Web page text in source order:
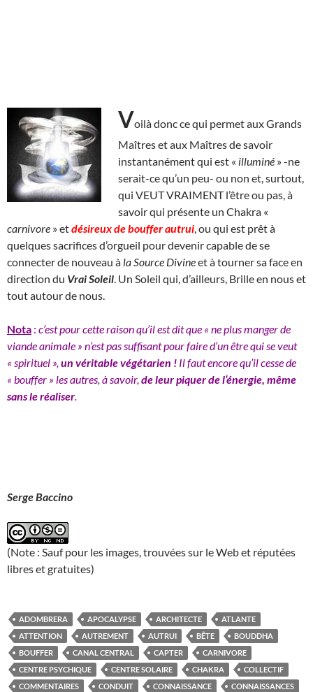
Voilà donc ce qui permet aux Grands
Maîtres et aux Maîtres de savoir
instantanément qui est « illuminé » -ne
serait-ce qu’un peu- ou non et, surtout,
qui VEUT VRAIMENT l’être ou pas, à
savoir qui présente un Chakra «
carnivore » etdésireux debouffer autrui , ou qui est prêt à
quelques sacrifices d’orgueil pour devenir capable de se
connecter de nouveau à la Source Divineet à tourner sa face en
direction du Vrai Soleil . Un Soleil qui, d’ailleurs, Brille en nous et
tout autour de nous.
Nota : c’est pour cette raison qu’il est dit que « ne plus manger de
viande animale » n’est pas suffisant pour faire d’un être qui se veut
« spirituel », un véritable végétarien ! Il faut encore qu’il cesse de
« bouffer » les autres, à savoir, de leur piquer de l’énergie, même
sans le réaliser
Serge Baccino
(Note : Sauf pour les images, trouvées sur le Web et réputées
libres et gratuites)
ADOMBRERA APOCALYPSE ARCHITECTE
ATLANTE
ATTENTION
AUTREMENT AUTRUI BÊTE
BOUDDHA
BOUFFER
CANAL CENTRAL CAPTER
CARNIVORE
CENTRE PSYCHIQUE
CENTRE SOLAIRE CHAKRA
COLLECTIF
COMMENTAIRES
CONDUIT CONNAISSANCE CONNAISSANCES